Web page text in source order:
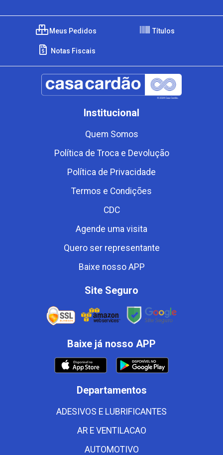
Meus Pedidos Títulos
Notas Fiscais
Institucional
Quem Somos
Política de Troca e Devolução
Política de Privacidade
Termos e Condições
CDC
Agende uma visita
Quero ser representante
Baixe nosso APP
Site Seguro
Baixe já nosso APP
Departamentos
ADESIVOS E LUBRIFICANTES
AR E VENTILACAO
AUTOMOTIVO